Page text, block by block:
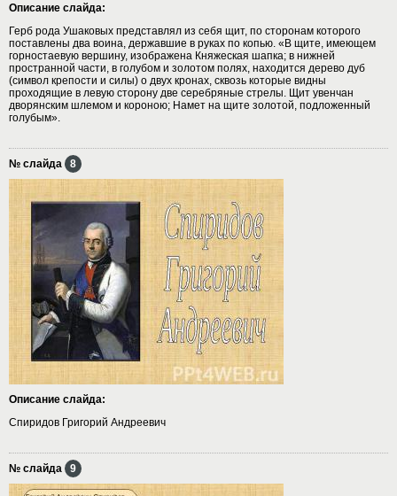
Описание слайда:
Герб рода Ушаковых представлял из себя щит, по сторонам которого
поставлены два воина, державшие в руках по копью. «В щите, имеющем
горностаевую вершину, изображена Княжеская шапка; в нижней
пространной части, в голубом и золотом полях, находится дерево дуб
(символ крепости и силы) о двух кронах, сквозь которые видны
проходящие в левую сторону две серебряные стрелы. Щит увенчан
дворянским шлемом и короною; Намет на щите золотой, подложенный
голубым».
№ слайда 8
Описание слайда:
Спиридов Григорий Андреевич
№ слайда 9